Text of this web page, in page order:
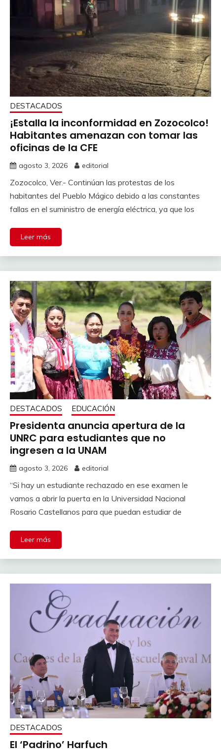
DESTACADOS
¡Estalla la inconformidad en Zozocolco!
Habitantes amenazan con tomar las
oficinas de la CFE
agosto 3, 2026 editorial
Zozocolco, Ver.- Continúan las protestas de los
habitantes del Pueblo Mágico debido a las constantes
fallas en el suministro de energía eléctrica, ya que los
Leer más
DESTACADOS EDUCACIÓN
Presidenta anuncia apertura de la
UNRC para estudiantes que no
ingresen a la UNAM
agosto 3, 2026 editorial
“Si hay un estudiante rechazado en ese examen le
vamos a abrir la puerta en la Universidad Nacional
Rosario Castellanos para que puedan estudiar de
Leer más
DESTACADOS
El ‘Padrino’ Harfuch